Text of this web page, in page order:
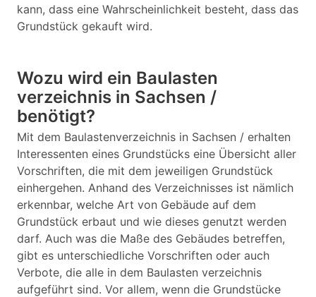
kann, dass eine Wahrscheinlichkeit besteht, dass das
Grundstück gekauft wird.
Wozu wird ein Baulasten
verzeichnis in Sachsen /
benötigt?
Mit dem Baulastenverzeichnis in Sachsen / erhalten
Interessenten eines Grundstücks eine Übersicht aller
Vorschriften, die mit dem jeweiligen Grundstück
einhergehen. Anhand des Verzeichnisses ist nämlich
erkennbar, welche Art von Gebäude auf dem
Grundstück erbaut und wie dieses genutzt werden
darf. Auch was die Maße des Gebäudes betreffen,
gibt es unterschiedliche Vorschriften oder auch
Verbote, die alle in dem Baulasten verzeichnis
aufgeführt sind. Vor allem, wenn die Grundstücke